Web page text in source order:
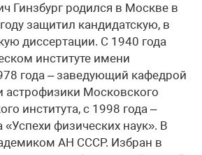
Гинзбург родился в Москве в
защитил кандидатскую, в
дисcертации. С 1940 года
институте имени
года – заведующий кафедрой
астрофизики Московского
института, с 1998 года –
физических наук». В
АН СССР. Избран в